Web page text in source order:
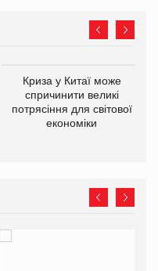
Криза у Китаї може
спричинити великі
потрясіння для світової
економіки